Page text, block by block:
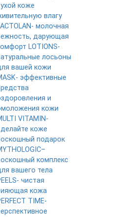
коже
влагу
молочная
дарующая
LOTIONS-
лосьоны
вашей кожи
эффективные
и
кожи
VITAMIN-
коже
подарок
комплекс
вашего тела
чистая
кожа
TIME-